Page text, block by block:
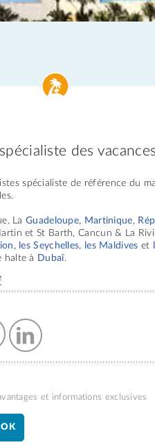
des
spécialiste de référence du
La Guadeloupe Martinique
et St Barth, Cancun & La
les Seychelles les Maldives et
halte à Dubaï.
et informations exclusives